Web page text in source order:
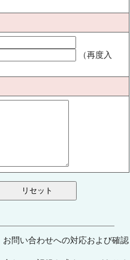
（再度入
問い合わせへの対応および確認